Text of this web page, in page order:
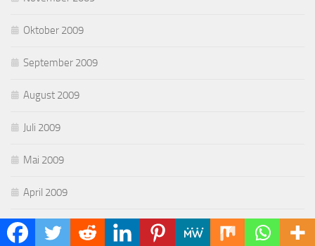
Oktober 2009
September 2009
August 2009
Juli 2009
Mai 2009
April 2009
März 2009